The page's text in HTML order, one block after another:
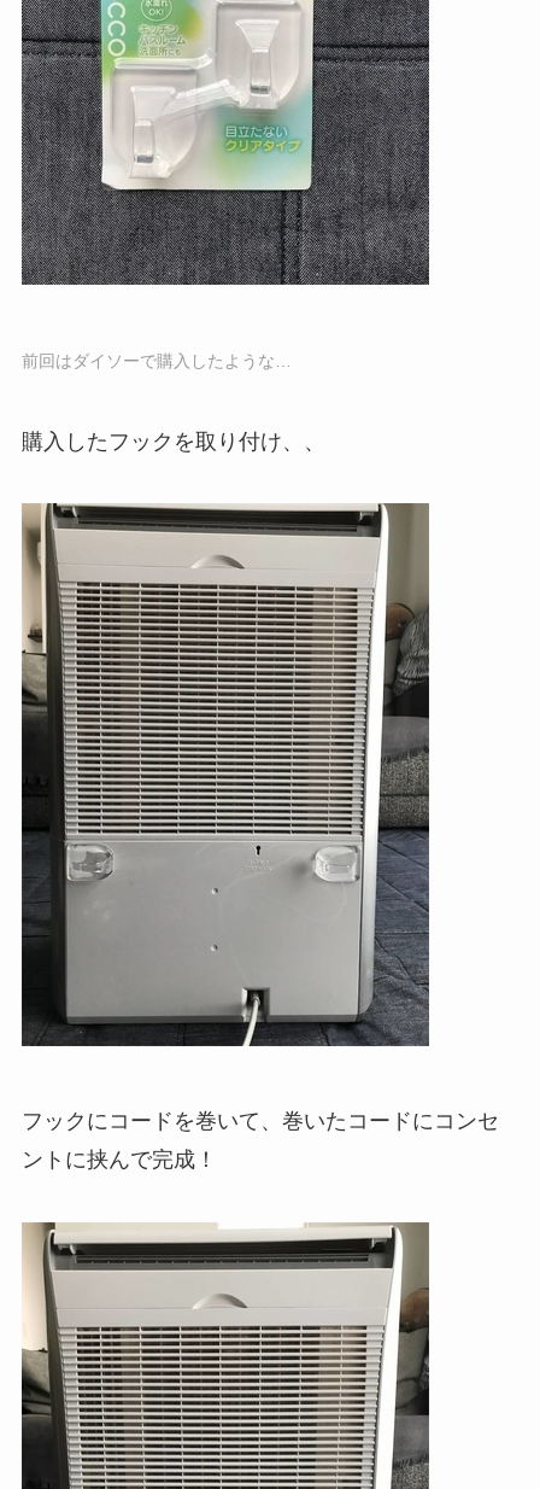
前回はダイソーで購入したような…
購入したフックを取り付け、、
フックにコードを巻いて、巻いたコードにコンセ
ントに挟んで完成！